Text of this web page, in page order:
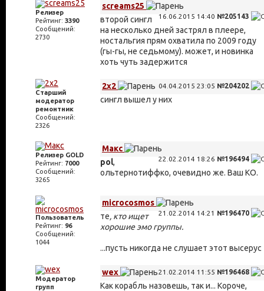
Релизер
Рейтинг: 3390
Сообщений:
2730
screams25
16.06.2015 14:40 №205143
второй сингл
на несколько дней застрял в плеере,
ностальгия прям охватила по 2009 году
(гы-гы, не седьмому). может, и новинка
хоть чуть задержится
Старший
модератор
ремонтник
Сообщений:
2326
2x2 04.04.2015 23:05 №204202
сингл вышел у них
Релизер GOLD
Рейтинг: 7000
Сообщений:
3265
Макс
22.02.2014 18:26 №196494
pol,
ольтернотиффко, очевидно же. Ваш КО.
Пользователь
Рейтинг: 96
Сообщений:
1044
microcosmos
21.02.2014 14:21 №196470
те, кто ищет
хорошие эмо группы.
...пусть никогда не слушает этот высерус
Модератор
групп
wex 21.02.2014 11:55 №196468
Как корабль назовешь, так и... Короче,